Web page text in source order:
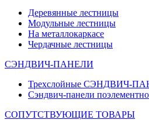
Деревянные лестницы
Модульные лестницы
На металлокаркасе
Чердачные лестницы
СЭНДВИЧ-ПАНЕЛИ
Трехслойные СЭНДВИЧ-
Сэндвич-панели
СОПУТСТВУЮЩИЕ ТОВАРЫ